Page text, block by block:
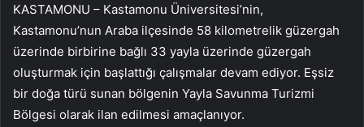
KASTAMONU – Kastamonu Üniversitesi’nin,
Kastamonu’nun Araba ilçesinde 58 kilometrelik güzergah
üzerinde birbirine bağlı 33 yayla üzerinde güzergah
oluşturmak için başlattığı çalışmalar devam ediyor. Eşsiz
bir doğa türü sunan bölgenin Yayla Savunma Turizmi
Bölgesi olarak ilan edilmesi amaçlanıyor.